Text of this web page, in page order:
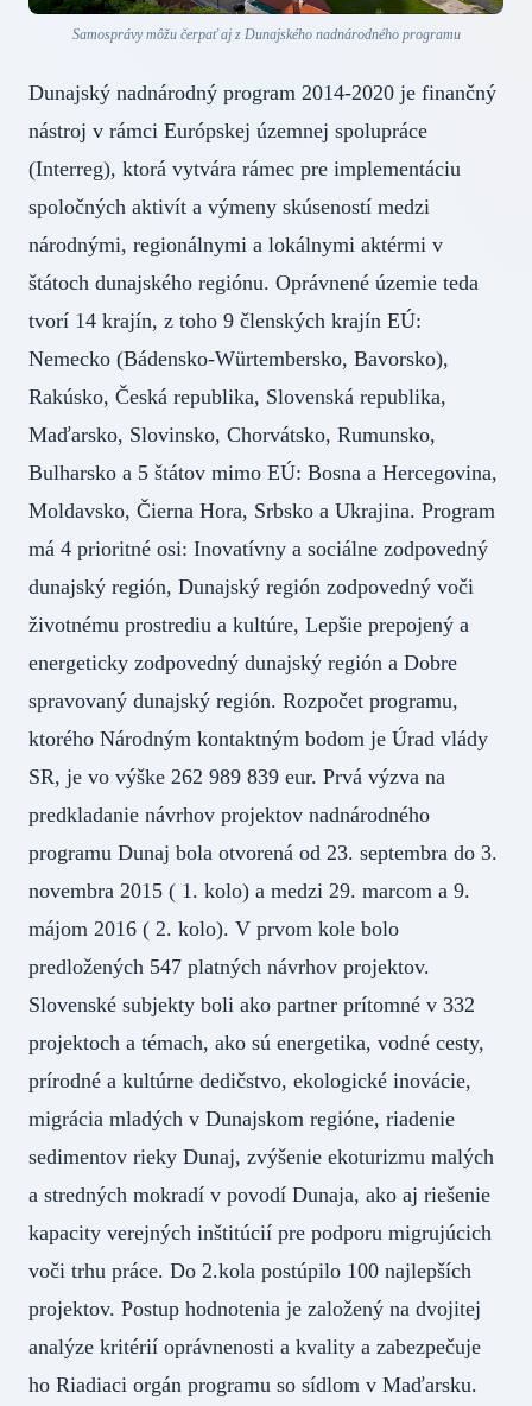
Samosprávy môžu čerpať aj z Dunajského nadnárodného programu
Dunajský nadnárodný program 2014-2020 je finančný
nástroj v rámci Európskej územnej spolupráce
(Interreg), ktorá vytvára rámec pre implementáciu
spoločných aktivít a výmeny skúseností medzi
národnými, regionálnymi a lokálnymi aktérmi v
štátoch dunajského regiónu. Oprávnené územie teda
tvorí 14 krajín, z toho 9 členských krajín EÚ:
Nemecko (Bádensko-Würtembersko, Bavorsko),
Rakúsko, Česká republika, Slovenská republika,
Maďarsko, Slovinsko, Chorvátsko, Rumunsko,
Bulharsko a 5 štátov mimo EÚ: Bosna a Hercegovina,
Moldavsko, Čierna Hora, Srbsko a Ukrajina. Program
má 4 prioritné osi: Inovatívny a sociálne zodpovedný
dunajský región, Dunajský región zodpovedný voči
životnému prostrediu a kultúre, Lepšie prepojený a
energeticky zodpovedný dunajský región a Dobre
spravovaný dunajský región. Rozpočet programu,
ktorého Národným kontaktným bodom je Úrad vlády
SR, je vo výške 262 989 839 eur. Prvá výzva na
predkladanie návrhov projektov nadnárodného
programu Dunaj bola otvorená od 23. septembra do 3.
novembra 2015 ( 1. kolo) a medzi 29. marcom a 9.
májom 2016 ( 2. kolo). V prvom kole bolo
predložených 547 platných návrhov projektov.
Slovenské subjekty boli ako partner prítomné v 332
projektoch a témach, ako sú energetika, vodné cesty,
prírodné a kultúrne dedičstvo, ekologické inovácie,
migrácia mladých v Dunajskom regióne, riadenie
sedimentov rieky Dunaj, zvýšenie ekoturizmu malých
a stredných mokradí v povodí Dunaja, ako aj riešenie
kapacity verejných inštitúcií pre podporu migrujúcich
voči trhu práce. Do 2.kola postúpilo 100 najlepších
projektov. Postup hodnotenia je založený na dvojitej
analýze kritérií oprávnenosti a kvality a zabezpečuje
ho Riadiaci orgán programu so sídlom v Maďarsku.